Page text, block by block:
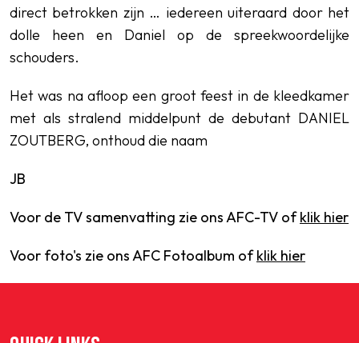
direct betrokken zijn … iedereen uiteraard door het
dolle heen en Daniel op de spreekwoordelijke
schouders.
Het was na afloop een groot feest in de kleedkamer
met als stralend middelpunt de debutant DANIEL
ZOUTBERG, onthoud die naam
JB
Voor de TV samenvatting zie ons AFC-TV ofklik hier
Voor foto's zie ons AFC Fotoalbum ofklik hier